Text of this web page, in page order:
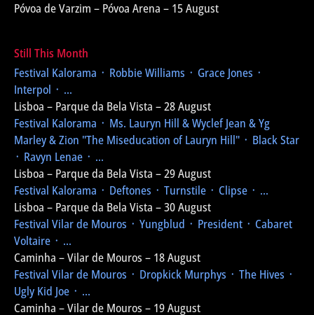
Póvoa de Varzim – Póvoa Arena – 15 August
Still This Month
Festival Kalorama ᛫ Robbie Williams ᛫ Grace Jones ᛫
Interpol ᛫ ...
Lisboa – Parque da Bela Vista – 28 August
Festival Kalorama ᛫ Ms. Lauryn Hill & Wyclef Jean & Yg
Marley & Zion "The Miseducation of Lauryn Hill" ᛫ Black Star
᛫ Ravyn Lenae ᛫ ...
Lisboa – Parque da Bela Vista – 29 August
Festival Kalorama ᛫ Deftones ᛫ Turnstile ᛫ Clipse ᛫ ...
Lisboa – Parque da Bela Vista – 30 August
Festival Vilar de Mouros ᛫ Yungblud ᛫ President ᛫ Cabaret
Voltaire ᛫ ...
Caminha – Vilar de Mouros – 18 August
Festival Vilar de Mouros ᛫ Dropkick Murphys ᛫ The Hives ᛫
Ugly Kid Joe ᛫ ...
Caminha – Vilar de Mouros – 19 August